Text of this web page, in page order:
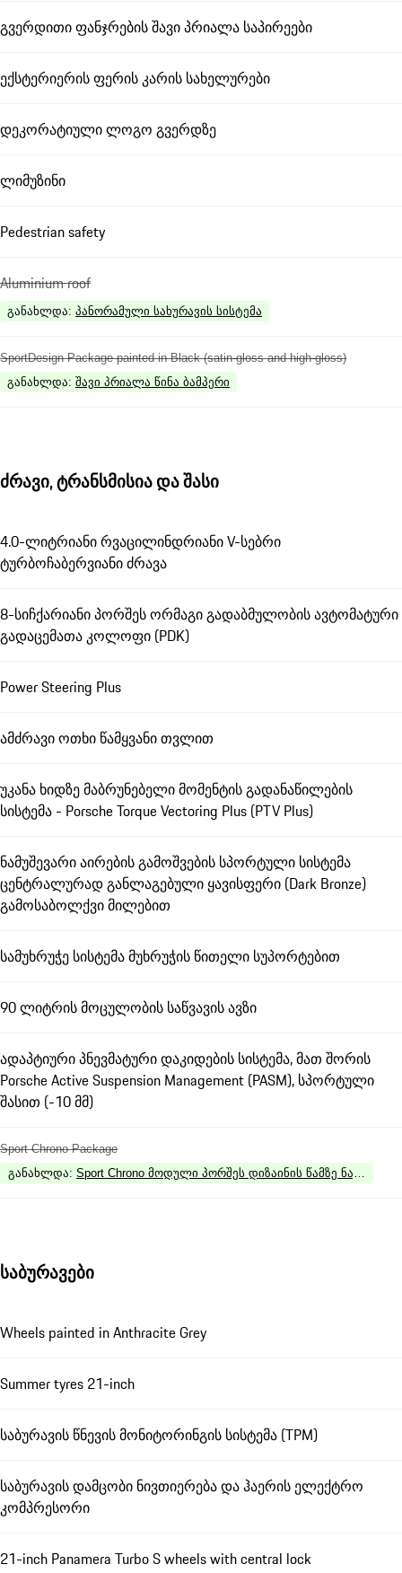
გვერდითი ფანჯრების შავი პრიალა საპირეები
ექსტერიერის ფერის კარის სახელურები
დეკორატიული ლოგო გვერდზე
ლიმუზინი
Pedestrian safety
Aluminium roof
განახლდა: პანორამული სახურავის სისტემა
SportDesign Package painted in Black (satin-gloss and high-gloss)
განახლდა: შავი პრიალა წინა ბამპერი
ძრავი, ტრანსმისია და შასი
4.0-ლიტრიანი რვაცილინდრიანი V-სებრი
ტურბოჩაბერვიანი ძრავა
8-სიჩქარიანი პორშეს ორმაგი გადაბმულობის ავტომატური
გადაცემათა კოლოფი (PDK)
Power Steering Plus
ამძრავი ოთხი წამყვანი თვლით
უკანა ხიდზე მაბრუნებელი მომენტის გადანაწილების
სისტემა - Porsche Torque Vectoring Plus (PTV Plus)
ნამუშევარი აირების გამოშვების სპორტული სისტემა
ცენტრალურად განლაგებული ყავისფერი (Dark Bronze)
გამოსაბოლქვი მილებით
სამუხრუჭე სისტემა მუხრუჭის წითელი სუპორტებით
90 ლიტრის მოცულობის საწვავის ავზი
ადაპტიური პნევმატური დაკიდების სისტემა, მათ შორის
Porsche Active Suspension Management (PASM), სპორტული
შასით (-10 მმ)
Sport Chrono Package
განახლდა: Sport Chrono მოდული პორშეს დიზაინის წამზე ნაკლები
საბურავები
Wheels painted in Anthracite Grey
Summer tyres 21-inch
საბურავის წნევის მონიტორინგის სისტემა (TPM)
საბურავის დამცობი ნივთიერება და ჰაერის ელექტრო
კომპრესორი
21-inch Panamera Turbo S wheels with central lock